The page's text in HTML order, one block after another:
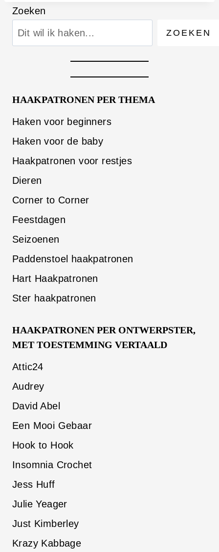
Zoeken
ZOEKEN
HAAKPATRONEN PER THEMA
Haken voor beginners
Haken voor de baby
Haakpatronen voor restjes
Dieren
Corner to Corner
Feestdagen
Seizoenen
Paddenstoel haakpatronen
Hart Haakpatronen
Ster haakpatronen
HAAKPATRONEN PER ONTWERPSTER,
MET TOESTEMMING VERTAALD
Attic24
Audrey
David Abel
Een Mooi Gebaar
Hook to Hook
Insomnia Crochet
Jess Huff
Julie Yeager
Just Kimberley
Krazy Kabbage